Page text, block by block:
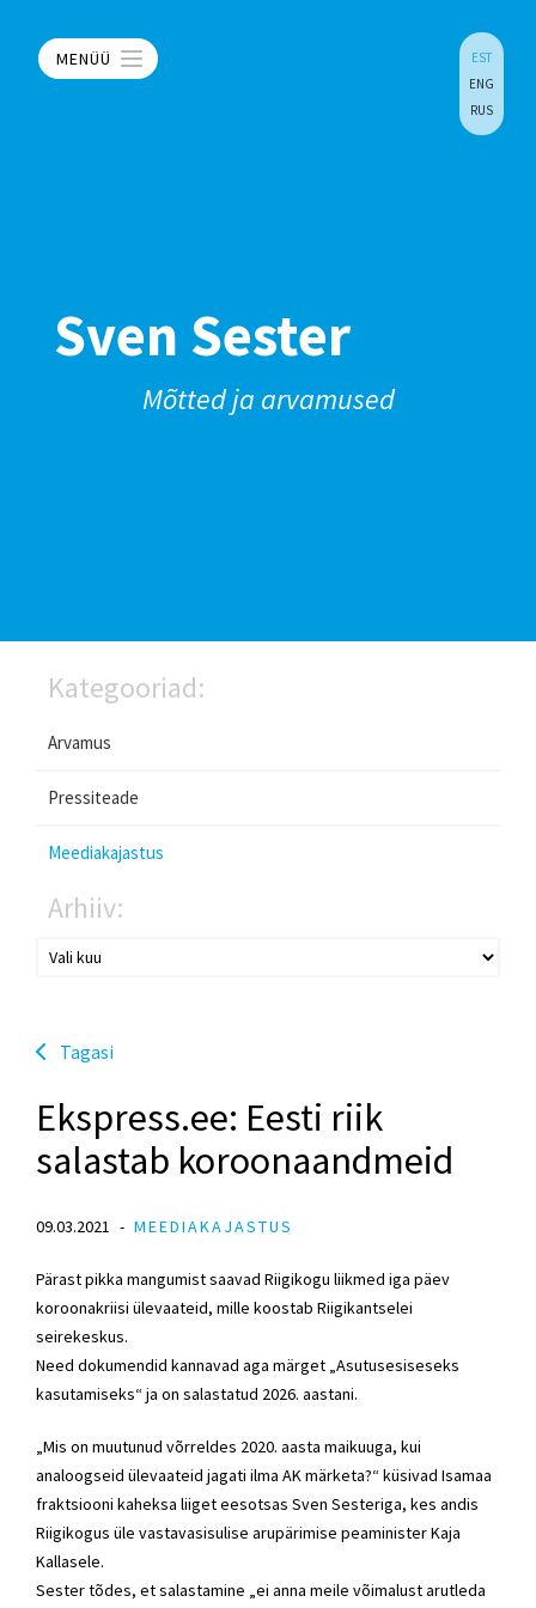
MENÜÜ
EST
ENG
RUS
Sven Sester
Mõtted ja arvamused
Kategooriad:
Arvamus
Pressiteade
Meediakajastus
Arhiiv:
Tagasi
Ekspress.ee: Eesti riik
salastab koroonaandmeid
09.03.2021 MEEDIAKAJASTUS
Pärast pikka mangumist saavad Riigikogu liikmed iga päev
koroonakriisi ülevaateid, mille koostab Riigikantselei
seirekeskus.
Need dokumendid kannavad aga märget „Asutusesiseseks
kasutamiseks“ ja on salastatud 2026. aastani.
„Mis on muutunud võrreldes 2020. aasta maikuuga, kui
analoogseid ülevaateid jagati ilma AK märketa?“ küsivad Isamaa
fraktsiooni kaheksa liiget eesotsas Sven Sesteriga, kes andis
Riigikogus üle vastavasisulise arupärimise peaministerKaja
Kallasele.
Sester tõdes, et salastamine „ei anna meile võimalust arutleda